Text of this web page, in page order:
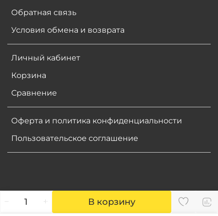
В корзину
Обратная связь
Условия обмена и возврата
Личный кабинет
Корзина
Сравнение
Оферта и политика конфиденциальности
Пользовательское соглашение